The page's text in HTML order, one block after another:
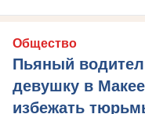
Общество
Пьяный
девушку в
избежать